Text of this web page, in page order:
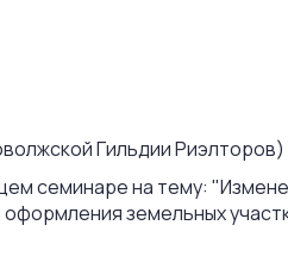
Гильдии
семинаре на тему:
земельных